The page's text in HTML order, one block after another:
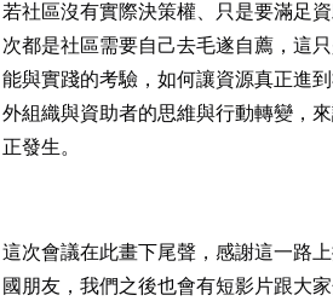
若社區沒有實際決策權、只是要滿足
次都是社區需要自己去毛遂自薦，這
能與實踐的考驗，如何讓資源真正進
外組織與資助者的思維與行動轉變，
正發生。
這次會議在此畫下尾聲，感謝這一路
國朋友，我們之後也會有短影片跟大家